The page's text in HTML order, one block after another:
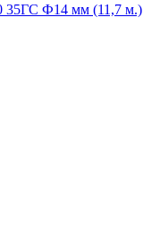
35ГС Ф14 мм (11,7 м.)